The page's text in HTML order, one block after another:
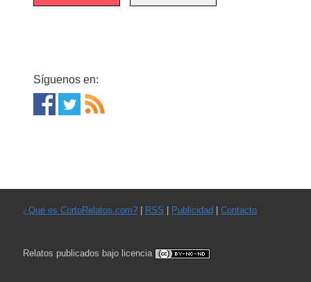
Síguenos en:
¿Qué es CortoRelatos.com?| RSS Publicidad Contacto
Relatos publicados bajo licencia